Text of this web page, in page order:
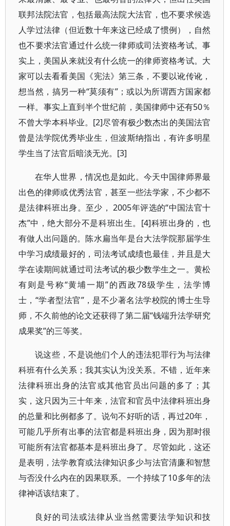
联邦法院法官，包括最高法院大法官，也不要求候选
人学过法律（但近数十年来这已经成了惯例），自然
也不要求法官通过什么统一律师或司法资格考试。事
实上，美国从来就没有什么统一的律师资格考试。大
家可以去看看美国《宪法》第三条，不要以讹传讹，
想当然，搞另一种“莫须有”；或以为所谓西方国家都
一样。事实上直到半个世纪前，美国律师中还有50％
不曾大学本科毕业。[2]尽管有极少数杰出的美国法官
曾是法学院优秀毕业生，但波斯纳指出，有许多明星
学生当了法官后暗淡无光。[3]
在华人世界，情况也是如此。今天中国律师界最
出色的律师或优秀法官，甚至一些法学家，不少都不
是法律科班出身。至少， 2005年评选的“中国法官十
杰”中，绝大部分不是科班出生。[4]科班出身的，也
有做人出问题的。陈水扁当年是台大法学院那届学生
中学习成绩最好的，司法考试成绩也最佳，并且是大
学在读期间就通过司法考试的极少数学生之一。黄松
有则是号称“黄埔一期”的西政78级学生，法学博
士，“学者型法官”，是不少著名法学校院的博士生导
师，不久前他的论文还获得了第二届“钱端升法学研究
成果奖”的三等奖。
说这些，不是说他们个人的违法犯罪行为与法律
科班有什么关系；我其实认为没关系。不错，近年来
法律科班出身的法官或其他官员出问题的多了；其
实，这只因为三十年来，法官和官员中法律科班出身
的总量和比例都多了。说句不好听的话，再过20年，
可能几乎所有出事的法官都是科班出身，因为那时很
可能所有法官都基本是科班出身了。尽管如此，这还
是表明，法学教育或法律知识多少与法官清廉和智慧
与否没什么内在的因果联系。一个持续了10多年的法
律神话该结束了。
良好的司法或法律从业当然需要法学知识和技